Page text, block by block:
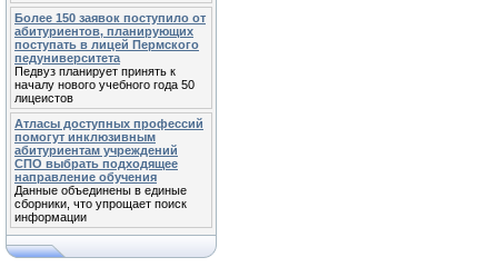
Более 150 заявок поступило от
абитуриентов, планирующих
поступать в лицей Пермского
педуниверситета
Педвуз планирует принять к
началу нового учебного года 50
лицеистов
Атласы доступных профессий
помогут инклюзивным
абитуриентам учреждений
СПО выбрать подходящее
направление обучения
Данные объединены в единые
сборники, что упрощает поиск
информации